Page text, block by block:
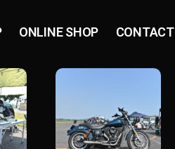
ONLINE SHOP CONTACT